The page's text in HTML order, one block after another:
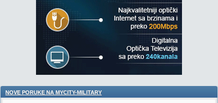
NOVE PORUKE NA MYCITY-MILITARY